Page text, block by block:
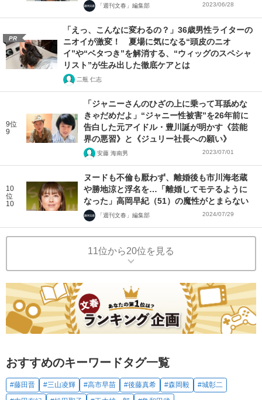
「週刊文春」編集部 2023/06/28
PR
「えっ、こんなに変わるの？」36歳男性ライターの
ニオイが激変！ 夏場に気になる“頭皮のニオ
イ”や“ベタつき”を解消する、“ウィッグのスペシャ
リスト”が生み出した徹底ケアとは
二瓶 仁志
9位
9
「ジャニーさんのひざの上に乗って耳舐めな
きゃだめだよ」“ジャニー性被害”を26年前に
告白した元アイドル・豊川誕が明かす《芸能
界の悪習》と《ジュリー社長への願い》
安藤 海南男 2023/07/01
10
位
10
ヌードも不倫も厭わず、離婚後も市川海老蔵
や勝地涼と浮名を…「離婚してモテるように
なった」高岡早紀（51）の魔性がとまらない
「週刊文春」編集部 2024/07/29
11位から20位を見る
おすすめのキーワードタグ一覧
#藤田晋 #三山凌輝 #高市早苗 #後藤真希 #森岡毅
#城彰二